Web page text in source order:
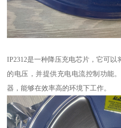
IP2312是一种降压充电芯片，它可
的电压，并提供充电电流控制功能
器，能够在效率高的环境下工作。